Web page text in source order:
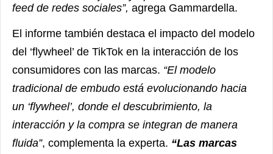
feed de redes sociales”, agrega Gammardella.
El informe también destaca el impacto del modelo
del ‘flywheel’ de TikTok en la interacción de los
consumidores con las marcas. “El modelo
tradicional de embudo está evolucionando hacia
un ‘flywheel’, donde el descubrimiento, la
interacción y la compra se integran de manera
fluida”, complementa la experta. “Las marcas